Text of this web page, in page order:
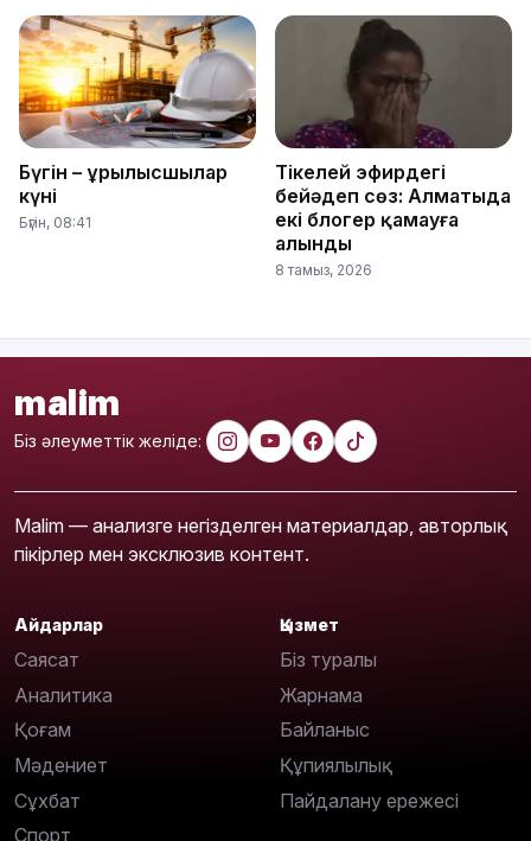
Бүгін – Құрылысшылар
күні
Бүгін, 08:41
Тікелей эфирдегі
бейәдеп сөз: Алматыда
екі блогер қамауға
алынды
8 тамыз, 2026
malim
Біз әлеуметтік желіде:
Malim — анализге негізделген материалдар, авторлық
пікірлер мен эксклюзив контент.
Айдарлар
Саясат
Аналитика
Қоғам
Мәдениет
Сұхбат
Спорт
Қызмет
Біз туралы
Жарнама
Байланыс
Құпиялылық
Пайдалану ережесі